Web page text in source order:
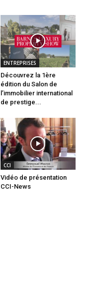
ENTREPRISES
Découvrez la 1ère
édition du Salon de
l’immobilier international
de prestige...
CCI
Vidéo de présentation
CCI-News